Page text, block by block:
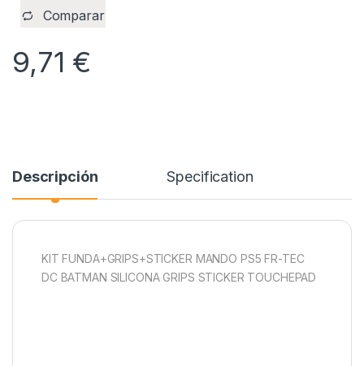
Comparar
9,71 €
Descripción Specification
KIT FUNDA+GRIPS+STICKER MANDO PS5 FR-TEC
DC BATMAN SILICONA GRIPS STICKER TOUCHEPAD